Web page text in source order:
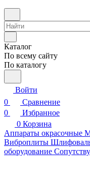
Каталог
По всему сайту
По каталогу
Войти
0
Сравнение
0
Избранное
0 Корзина
Аппараты окрасочные
Виброплиты
оборудование